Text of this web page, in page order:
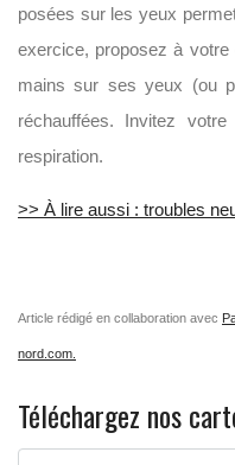
posées sur les yeux
exercice, proposez à votre
mains sur ses yeux (ou
réchauffées. Invitez
respiration.
>> À lire aussi : troubles
Article rédigé en collaboration avec
nord.com.
Téléchargez nos